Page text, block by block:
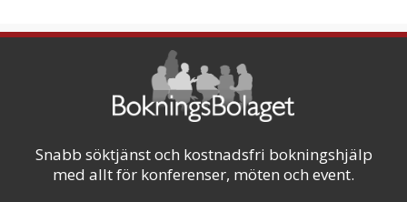
Snabb söktjänst och kostnadsfri bokningshjälp
med allt för konferenser, möten och event.